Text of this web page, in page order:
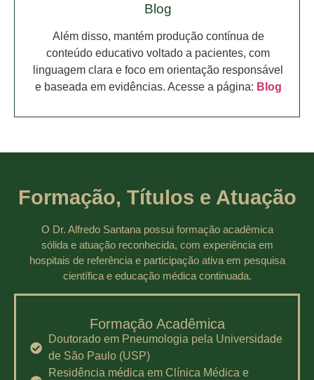
Blog
Além disso, mantém produção contínua de
conteúdo educativo voltado a pacientes, com
linguagem clara e foco em orientação responsável
e baseada em evidências. Acesse a página: Blog
Formação, Títulos e Atuação
O Dr. Alfredo Santana possui formação acadêmica
sólida e atuação reconhecida, com experiência em
hospitais de referência e participação ativa em pesquisa
científica e educação médica continuada.
Formação Acadêmica
Doutorado em Pneumologia pela Universidade
de São Paulo (USP)
Residência médica em Clínica Médica e